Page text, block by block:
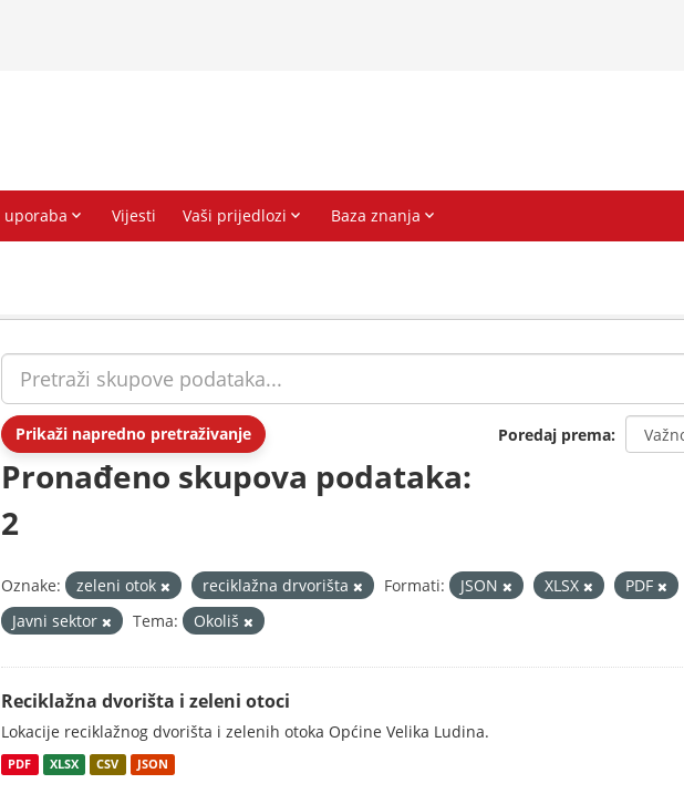
Prikaži napredno pretraživanje Poredaj prema
Pronađeno skupova podataka:
2
Oznake: zeleni otok reciklažna drvorišta Formati: JSON XLSX PDF
Javni sektor
Tema: Okoliš
Reciklažna dvorišta i zeleni otoci
Lokacije reciklažnog dvorišta i zelenih otoka Općine Velika Ludina.
PDF XLSX CSV JSON